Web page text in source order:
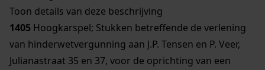
Toon details van deze beschrijving
1405 Hoogkarspel; Stukken betreffende de verlening
van hinderwetvergunning aan J.P. Tensen en P. Veer,
Julianastraat 35 en 37, voor de oprichting van een